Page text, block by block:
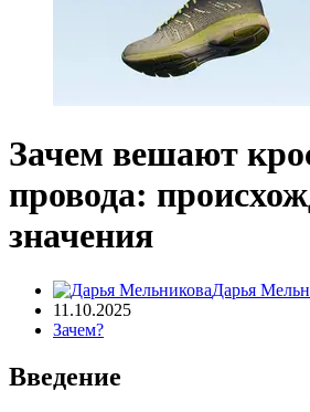
Зачем вешают
провода:
значения
Дарья
11.10.2025
Зачем?
Введение